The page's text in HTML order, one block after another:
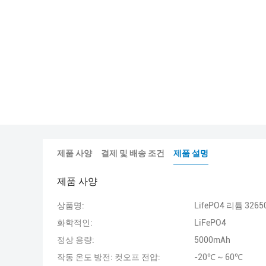
제품 사양 결제 및 배송 조건 제품 설명
제품 사양
상품명:
LifePO4 리튬
화학적인:
LiFePO4
정상 용량:
5000mAh
작동 온도 방전: 컷오프 전압:
-20℃ ~ 60℃